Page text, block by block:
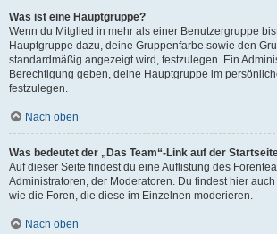
Was ist eine Hauptgruppe?
Wenn du Mitglied in mehr als einer Benutzergruppe
Hauptgruppe dazu, deine Gruppenfarbe sowie den
standardmäßig angezeigt wird, festzulegen. Ein
Berechtigung geben, deine Hauptgruppe im
festzulegen.
Nach oben
Was bedeutet der „Das Team“-Link auf der
Auf dieser Seite findest du eine Auflistung des
Administratoren, der Moderatoren. Du findest hier
wie die Foren, die diese im Einzelnen moderieren.
Nach oben